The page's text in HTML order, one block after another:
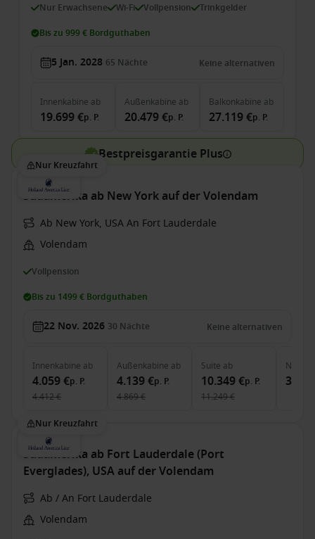
Nur Erwachsene Wi-Fi Vollpension Trinkgelder
Bis zu 999 € Bordguthaben
5 Jan. 2028 65 Nächte Keine alternativen
Innenkabine ab
19.699 €p. P.
Außenkabine ab
20.479 €p. P.
Balkonkabine ab
27.119 €p. P.
Bestpreisgarantie Plus
Nur Kreuzfahrt
Südamerika ab New York auf der Volendam
Ab New York, USA An Fort Lauderdale
Volendam
Vollpension
Bis zu 1499 € Bordguthaben
22 Nov. 2026 30 Nächte Keine alternativen
Innenkabine ab
4.059 €p. P.
4.412 €
Außenkabine ab
4.139 €p. P.
4.869 €
Suite ab
10.349 €p. P.
11.249 €
Nur Kreuzfahrt
Südamerika ab Fort Lauderdale (Port
Everglades), USA auf der Volendam
Ab / An Fort Lauderdale
Volendam